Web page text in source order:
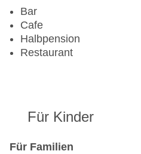
Landeskategorie: 4 Sterne
Bar
Cafe
Halbpension
Restaurant
Für Kinder
Für Familien